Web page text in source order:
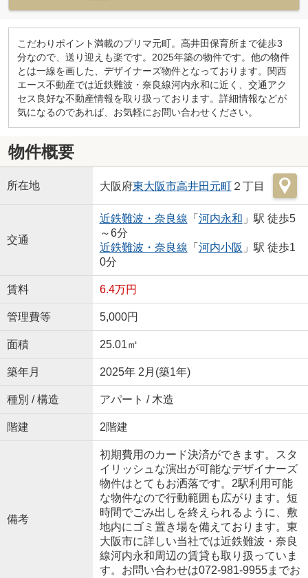
こだわりポイント満載のプリマ元町。高井田保育所まで徒歩3
分なので、送り迎えも楽です。2025年築の物件です。他の物件
とは一線を画した、デザイナーズ物件となっております。関西
エース不動産では近鉄難波・奈良線河内永和に近く、交通アク
セス良好な不動産情報を取り扱っております。詳細情報などが
気になるのであれば、お気軽にお問い合わせください。
物件概要
所在地 大阪府東大阪市高井田元町２丁目
交通
近鉄難波・奈良線 「 河内永和 」駅 徒歩5
～6分
近鉄難波・奈良線 「 河内小阪 」駅 徒歩1
0分
賃料 6.4万円
管理費等 5,000円
面積 25.01㎡
築年月 2025年 2月(築1年)
種別 / 構造 アパート / 木造
階建 2階建
備考
初期費用のカード決済ができます。スタ
イリッシュな演出が可能なデザイナーズ
物件はとてもお洒落です。2駅利用可能
な物件なので行動範囲も広がります。短
時間でごみ出しを終えられるように、敷
地内にゴミ置き場を備えております。東
大阪市に詳しい当社では近鉄難波・奈良
線河内永和周辺の賃貸も取り扱っていま
す。お問い合わせは072-981-9955までお